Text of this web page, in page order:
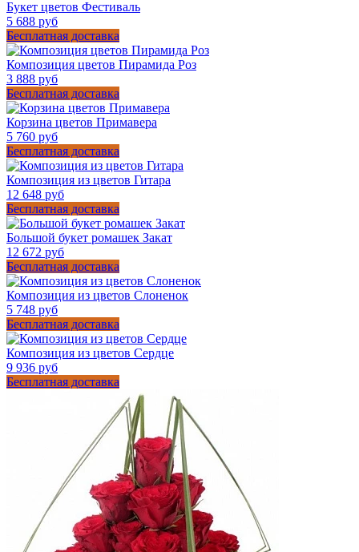
Букет цветов Фестиваль
5 688 руб
Бесплатная доставка
Композиция цветов Пирамида Роз
3 888 руб
Бесплатная доставка
Корзина цветов Примавера
5 760 руб
Бесплатная доставка
Композиция из цветов Гитара
12 648 руб
Бесплатная доставка
Большой букет ромашек Закат
12 672 руб
Бесплатная доставка
Композиция из цветов Слоненок
5 748 руб
Бесплатная доставка
Композиция из цветов Сердце
9 936 руб
Бесплатная доставка